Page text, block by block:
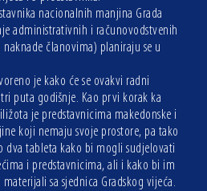
nacionalnih manjina Grada
administrativnih i računovodstvenih
članovima) planiraju se u
je kako će se ovakvi radni
puta godišnje. Kao prvi korak ka
je predstavnicima makedonske i
koji nemaju svoje prostore, pa tako
dva tableta kako bi mogli sudjelovati
i predstavnicima, ali i kako bi im
sa sjednica Gradskog vijeća.